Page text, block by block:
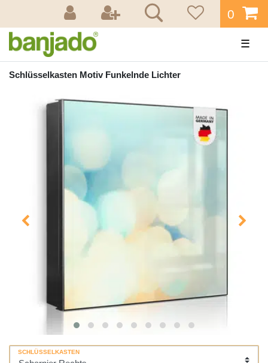
0
☰
Schlüsselkasten Motiv Funkelnde Lichter
SCHLÜSSELKASTEN